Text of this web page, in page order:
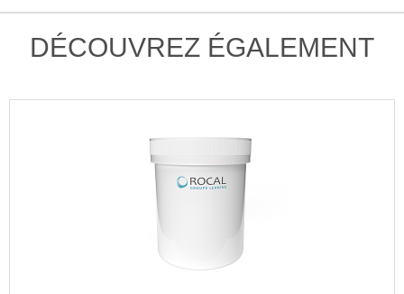
DÉCOUVREZ ÉGALEMENT